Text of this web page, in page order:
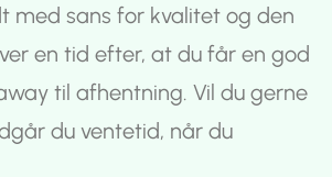
med sans for kvalitet og den
en tid efter, at du får en god
til afhentning. Vil du gerne
du ventetid, når du